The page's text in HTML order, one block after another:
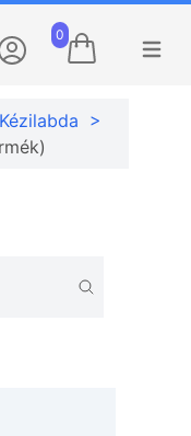
0
Menü
Kézilabda >